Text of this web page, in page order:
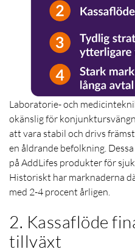
Laboratorie- och
okänslig för
att vara stabil och drivs
en åldrande befolkning.
på AddLifes produkter för
Historiskt har marknaderna
med 2-4 procent årligen.
2. Kassaflöde
tillväxt